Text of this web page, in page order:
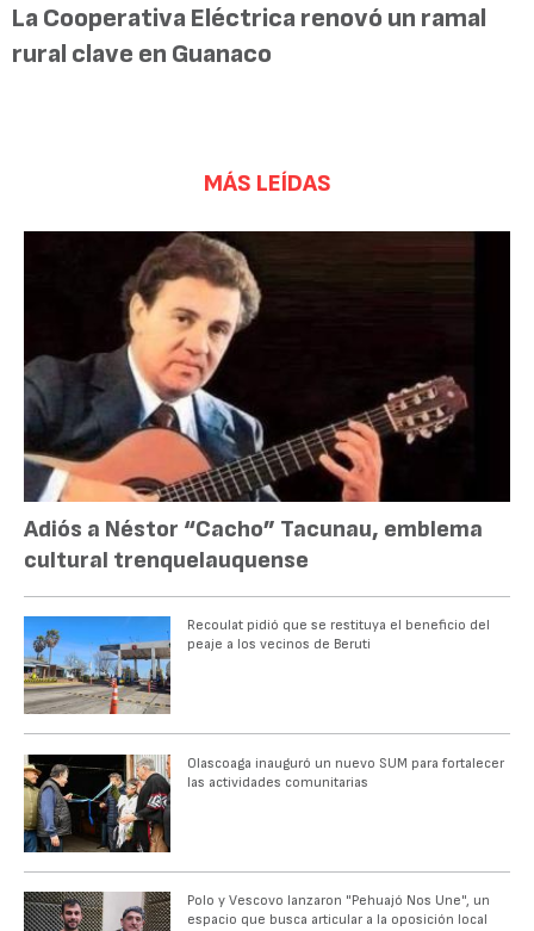
La Cooperativa Eléctrica renovó un ramal
rural clave en Guanaco
MÁS LEÍDAS
Adiós a Néstor “Cacho” Tacunau, emblema
cultural trenquelauquense
Recoulat pidió que se restituya el beneficio del
peaje a los vecinos de Beruti
Olascoaga inauguró un nuevo SUM para fortalecer
las actividades comunitarias
Polo y Vescovo lanzaron "Pehuajó Nos Une", un
espacio que busca articular a la oposición local